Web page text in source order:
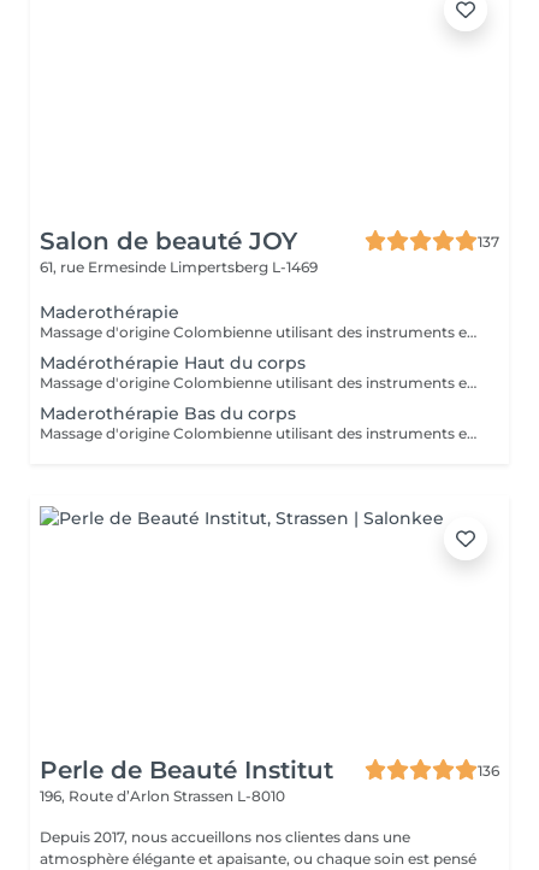
Salon de beauté JOY
137
61, rue Ermesinde Limpertsberg L-1469
Maderothérapie
Massage d'origine Colombienne utilisant des instruments en bois naturel pour remodeler le corps, briser les graisses, stimuler le système lymphatique et lisser la peau. Cette méthode non invasive cible la cellulite ( cuisse , ventre, bras ) et raffermie la silhouette.
Madérothérapie Haut du corps
Massage d'origine Colombienne utilisant des instruments en bois naturel pour remodeler le corps, briser les graisses, stimuler le système lymphatique et lisser la peau. Cette méthode non invasive cible la cellulite ( cuisse , ventre, bras ) et raffermie la silhouette.
Maderothérapie Bas du corps
Massage d'origine Colombienne utilisant des instruments en bois naturel pour remodeler le corps, briser les graisses, stimuler le système lymphatique et lisser la peau. Cette méthode non invasive cible la cellulite ( cuisse , ventre, bras ) et raffermie la silhouette.
Perle de Beauté Institut
136
196, Route d’Arlon Strassen L-8010
Depuis 2017, nous accueillons nos clientes dans une
atmosphère élégante et apaisante, ou chaque soin est pensé